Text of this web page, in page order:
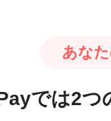
あな
では2つ